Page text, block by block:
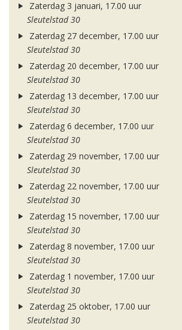
Zaterdag 3 januari, 17.00 uur
Sleutelstad 30
Zaterdag 27 december, 17.00 uur
Sleutelstad 30
Zaterdag 20 december, 17.00 uur
Sleutelstad 30
Zaterdag 13 december, 17.00 uur
Sleutelstad 30
Zaterdag 6 december, 17.00 uur
Sleutelstad 30
Zaterdag 29 november, 17.00 uur
Sleutelstad 30
Zaterdag 22 november, 17.00 uur
Sleutelstad 30
Zaterdag 15 november, 17.00 uur
Sleutelstad 30
Zaterdag 8 november, 17.00 uur
Sleutelstad 30
Zaterdag 1 november, 17.00 uur
Sleutelstad 30
Zaterdag 25 oktober, 17.00 uur
Sleutelstad 30